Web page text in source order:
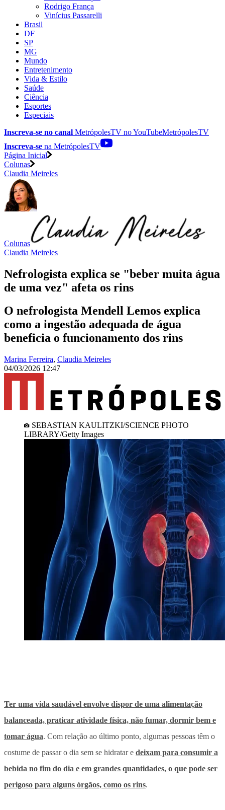
Rodrigo França
Vinícius Passarelli
Brasil
DF
SP
MG
Mundo
Entretenimento
Vida & Estilo
Saúde
Ciência
Esportes
Especiais
Inscreva-se no canal MetrópolesTV noYouTubeMetrópolesTV
Inscreva-se na MetrópolesTV
Página Inicial
Colunas
Claudia Meireles
Colunas
Claudia Meireles
Nefrologista explica se "beber muita água
de uma vez" afeta os rins
O nefrologista Mendell Lemos explica
como a ingestão adequada de água
beneficia o funcionamento dos rins
Marina Ferreira, Claudia Meireles
04/03/2026 12:47
SEBASTIAN KAULITZKI/SCIENCE PHOTO
LIBRARY/Getty Images
Ter uma vida saudável envolve dispor de uma alimentação
balanceada, praticar atividade física, não fumar, dormir bem e
tomar água. Com relação ao último ponto, algumas pessoas têm o
costume de passar o dia sem se hidratar e deixam para consumir a
bebida no fim do dia e em grandes quantidades, o que pode ser
perigoso para alguns órgãos, como os rins.